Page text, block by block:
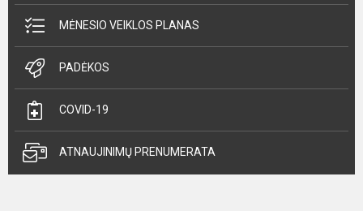
MĖNESIO VEIKLOS PLANAS
PADĖKOS
COVID-19
ATNAUJINIMŲ PRENUMERATA